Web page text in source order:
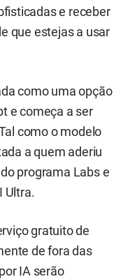
e receber
que estejas a usar
como uma opção
e começa a ser
como o modelo
a quem aderiu
programa Labs e
Ultra.
gratuito de
de fora das
IA serão